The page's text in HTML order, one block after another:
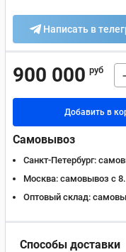
Написать в
900 000 руб
Добавить в
Самовывоз
Санкт-Петербург:
Москва: самовывоз с
Оптовый склад:
Способы доставки